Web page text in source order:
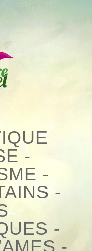
-
-
-
-
-